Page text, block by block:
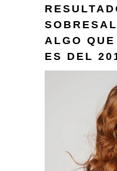
ALGO
ES DEL